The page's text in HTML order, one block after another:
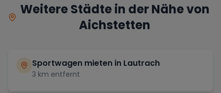
Weitere Städte in der Nähe von
Aichstetten
Sportwagen mieten in Lautrach
3 km entfernt